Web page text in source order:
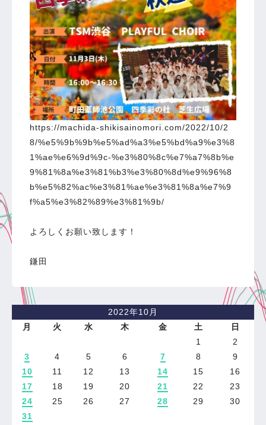
https://machida-shikisainomori.com/2022/10/2
8/%e5%9b%9b%e5%ad%a3%e5%bd%a9%e3%8
1%ae%e6%9d%9c-%e3%80%8c%e7%a7%8b%e
9%81%8a%e3%81%b3%e3%80%8d%e9%96%8
b%e5%82%ac%e3%81%ae%e3%81%8a%e7%9
f%a5%e3%82%89%e3%81%9b/
よろしくお願い致します！
鎌田
2022年10月
月
火 水 木 金 土 日
1
2
3
4 5 6 7 8
9
10
11 12 13 14 15
16
17
18 19 20 21 22
23
24
25 26 27 28 29
30
31